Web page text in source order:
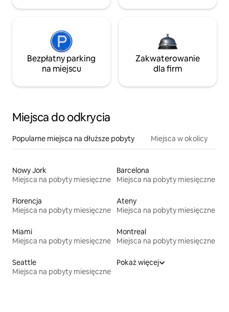
Bezpłatny parking
na miejscu
Zakwaterowanie
dla firm
Miejsca do odkrycia
Popularne miejsca na dłuższe pobyty Miejsca w okolicy
Nowy Jork
Miejsca na pobyty miesięczne
Barcelona
Miejsca na pobyty miesięczne
Florencja
Miejsca na pobyty miesięczne
Ateny
Miejsca na pobyty miesięczne
Miami
Miejsca na pobyty miesięczne
Montreal
Miejsca na pobyty miesięczne
Seattle
Miejsca na pobyty miesięczne
Pokaż więcej